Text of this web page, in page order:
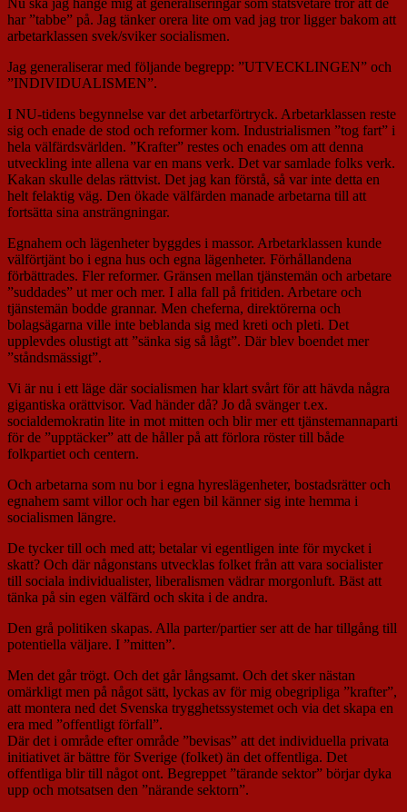
Nu ska jag hänge mig åt generaliseringar som statsvetare tror att de
har ”tabbe” på. Jag tänker orera lite om vad jag tror ligger bakom att
arbetarklassen svek/sviker socialismen.
Jag generaliserar med följande begrepp: ”UTVECKLINGEN” och
”INDIVIDUALISMEN”.
I NU-tidens begynnelse var det arbetarförtryck. Arbetarklassen reste
sig och enade de stod och reformer kom. Industrialismen ”tog fart” i
hela välfärdsvärlden. ”Krafter” restes och enades om att denna
utveckling inte allena var en mans verk. Det var samlade folks verk.
Kakan skulle delas rättvist. Det jag kan förstå, så var inte detta en
helt felaktig väg. Den ökade välfärden manade arbetarna till att
fortsätta sina ansträngningar.
Egnahem och lägenheter byggdes i massor. Arbetarklassen kunde
välförtjänt bo i egna hus och egna lägenheter. Förhållandena
förbättrades. Fler reformer. Gränsen mellan tjänstemän och arbetare
”suddades” ut mer och mer. I alla fall på fritiden. Arbetare och
tjänstemän bodde grannar. Men cheferna, direktörerna och
bolagsägarna ville inte beblanda sig med kreti och pleti. Det
upplevdes olustigt att ”sänka sig så lågt”. Där blev boendet mer
”ståndsmässigt”.
Vi är nu i ett läge där socialismen har klart svårt för att hävda några
gigantiska orättvisor. Vad händer då? Jo då svänger t.ex.
socialdemokratin lite in mot mitten och blir mer ett tjänstemannaparti
för de ”upptäcker” att de håller på att förlora röster till både
folkpartiet och centern.
Och arbetarna som nu bor i egna hyreslägenheter, bostadsrätter och
egnahem samt villor och har egen bil känner sig inte hemma i
socialismen längre.
De tycker till och med att; betalar vi egentligen inte för mycket i
skatt? Och där någonstans utvecklas folket från att vara socialister
till sociala individualister, liberalismen vädrar morgonluft. Bäst att
tänka på sin egen välfärd och skita i de andra.
Den grå politiken skapas. Alla parter/partier ser att de har tillgång till
potentiella väljare. I ”mitten”.
Men det går trögt. Och det går långsamt. Och det sker nästan
omärkligt men på något sätt, lyckas av för mig obegripliga ”krafter”,
att montera ned det Svenska trygghetssystemet och via det skapa en
era med ”offentligt förfall”.
Där det i område efter område ”bevisas” att det individuella privata
initiativet är bättre för Sverige (folket) än det offentliga. Det
offentliga blir till något ont. Begreppet ”tärande sektor” börjar dyka
upp och motsatsen den ”närande sektorn”.